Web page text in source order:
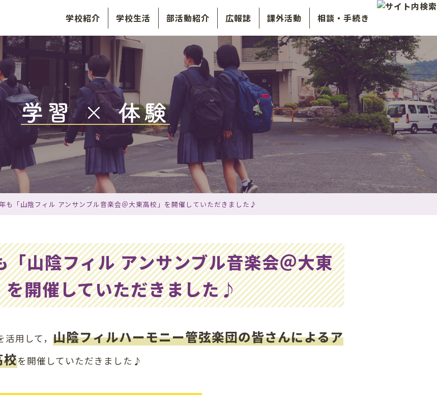
学校紹介
学校生活 部活動紹介 広報誌 課外活動 相談・手続き
学習 × 体験
年も「山陰フィル アンサンブル音楽会＠大東高校」を開催していただきました♪
山陰フィル アンサンブル音楽会＠大東
を開催していただきました♪
用して， 山陰フィルハーモニー管弦楽団の皆さんによるア
校を開催していただきました♪